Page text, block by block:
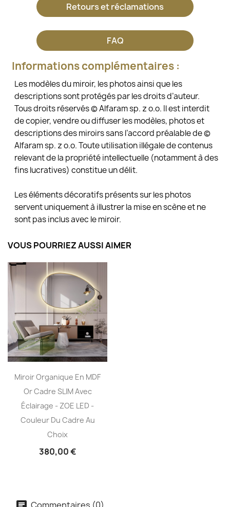
Retours et réclamations
FAQ
Informations complémentaires :
Les modèles du miroir, les photos ainsi que les
descriptions sont protégés par les droits d’auteur.
Tous droits réservés © Alfaram sp. z o.o. Il est interdit
de copier, vendre ou diffuser les modèles, photos et
descriptions des miroirs sans l’accord préalable de ©
Alfaram sp. z o.o. Toute utilisation illégale de contenus
relevant de la propriété intellectuelle (notamment à des
fins lucratives) constitue un délit.
Les éléments décoratifs présents sur les photos
servent uniquement à illustrer la mise en scène et ne
sont pas inclus avec le miroir.
VOUS POURRIEZ AUSSI AIMER
Miroir Organique En MDF
Or Cadre SLIM Avec
Éclairage - ZOE LED -
Couleur Du Cadre Au
Choix
380,00 €